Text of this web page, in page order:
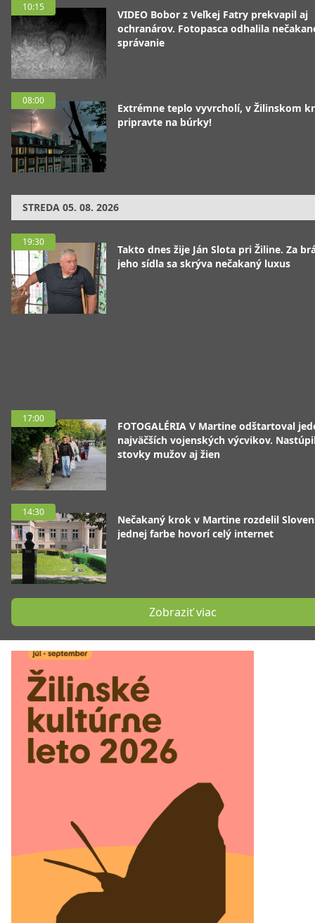
10:15
VIDEO Bobor z Veľkej Fatry prekvapil aj
ochranárov. Fotopasca odhalila
správanie
08:00
Extrémne teplo vyvrcholí, v Žilinskom
pripravte na búrky!
STREDA 05. 08. 2026
19:30
Takto dnes žije Ján Slota pri Žiline. Za
jeho sídla sa skrýva nečakaný luxus
17:00
FOTOGALÉRIA V Martine odštartoval
najväčších vojenských výcvikov.
stovky mužov aj žien
14:30
Nečakaný krok v Martine rozdelil
jednej farbe hovorí celý internet
Zobraziť viac